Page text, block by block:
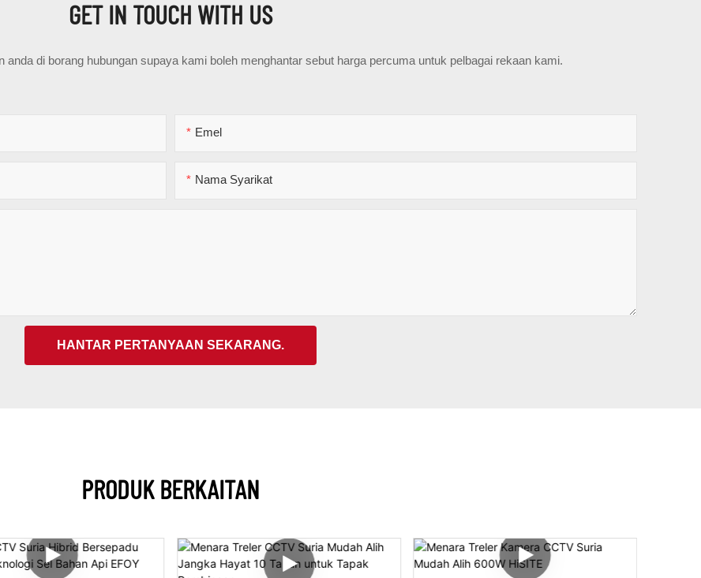
GET IN TOUCH WITH US
anda di borang hubungan supaya kami boleh menghantar sebut harga percuma untuk pelbagai rekaan kami.
Emel
Nama Syarikat
HANTAR PERTANYAAN SEKARANG.
PRODUK BERKAITAN